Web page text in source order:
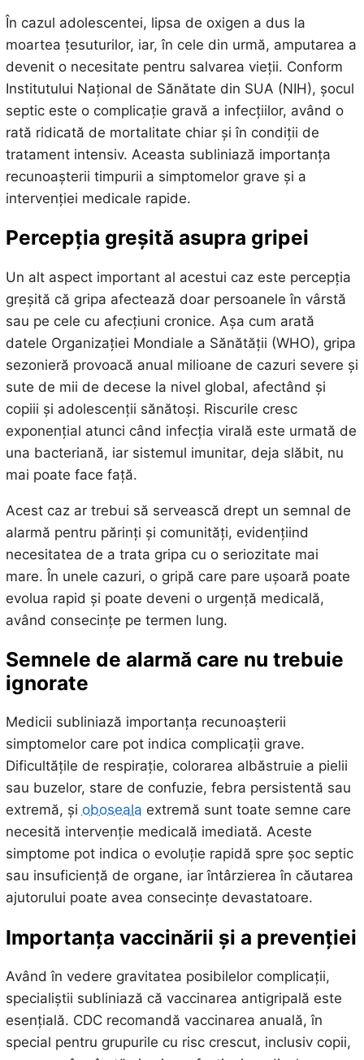
În cazul adolescentei, lipsa de oxigen a dus la
moartea țesuturilor, iar, în cele din urmă, amputarea a
devenit o necesitate pentru salvarea vieții. Conform
Institutului Național de Sănătate din SUA (NIH), șocul
septic este o complicație gravă a infecțiilor, având o
rată ridicată de mortalitate chiar și în condiții de
tratament intensiv. Aceasta subliniază importanța
recunoașterii timpurii a simptomelor grave și a
intervenției medicale rapide.
Percepția greșită asupra gripei
Un alt aspect important al acestui caz este percepția
greșită că gripa afectează doar persoanele în vârstă
sau pe cele cu afecțiuni cronice. Așa cum arată
datele Organizației Mondiale a Sănătății (WHO), gripa
sezonieră provoacă anual milioane de cazuri severe și
sute de mii de decese la nivel global, afectând și
copiii și adolescenții sănătoși. Riscurile cresc
exponențial atunci când infecția virală este urmată de
una bacteriană, iar sistemul imunitar, deja slăbit, nu
mai poate face față.
Acest caz ar trebui să servească drept un semnal de
alarmă pentru părinți și comunități, evidențiind
necesitatea de a trata gripa cu o seriozitate mai
mare. În unele cazuri, o gripă care pare ușoară poate
evolua rapid și poate deveni o urgență medicală,
având consecințe pe termen lung.
Semnele de alarmă care nu trebuie
ignorate
Medicii subliniază importanța recunoașterii
simptomelor care pot indica complicații grave.
Dificultățile de respirație, colorarea albăstruie a pielii
sau buzelor, stare de confuzie, febra persistentă sau
extremă, și oboseala extremă sunt toate semne care
necesită intervenție medicală imediată. Aceste
simptome pot indica o evoluție rapidă spre șoc septic
sau insuficiență de organe, iar întârzierea în căutarea
ajutorului poate avea consecințe devastatoare.
Importanța vaccinării și a prevenției
Având în vedere gravitatea posibilelor complicații,
specialiștii subliniază că vaccinarea antigripală este
esențială. CDC recomandă vaccinarea anuală, în
special pentru grupurile cu risc crescut, inclusiv copii,